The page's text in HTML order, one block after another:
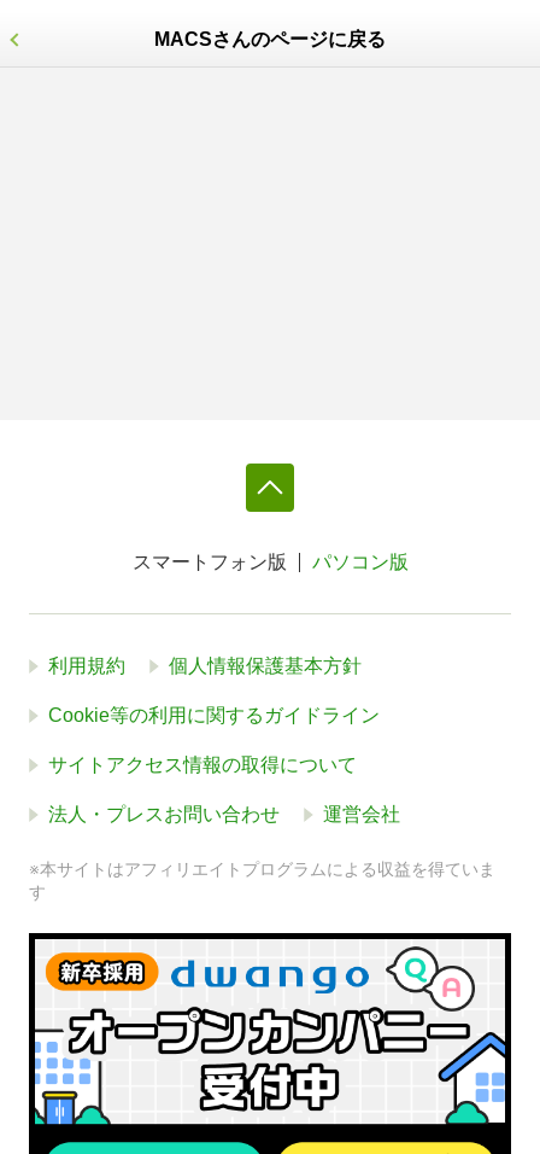
MACSさんのページに戻る
スマートフォン版 パソコン版
利用規約 個人情報保護基本方針
Cookie等の利用に関するガイドライン
サイトアクセス情報の取得について
法人・プレスお問い合わせ 運営会社
※本サイトはアフィリエイトプログラムによる収益を得ていま
す